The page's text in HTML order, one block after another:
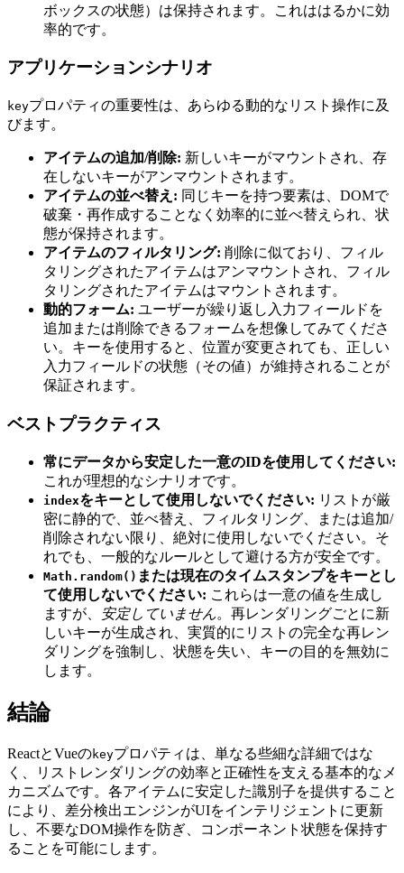
ボックスの状態）は保持されます。これははるかに効
率的です。
アプリケーションシナリオ
keyプロパティの重要性は、あらゆる動的なリスト操作に及
びます。
アイテムの追加/削除: 新しいキーがマウントされ、存
在しないキーがアンマウントされます。
アイテムの並べ替え: 同じキーを持つ要素は、DOMで
破棄・再作成することなく効率的に並べ替えられ、状
態が保持されます。
アイテムのフィルタリング: 削除に似ており、フィル
タリングされたアイテムはアンマウントされ、フィル
タリングされたアイテムはマウントされます。
動的フォーム: ユーザーが繰り返し入力フィールドを
追加または削除できるフォームを想像してみてくださ
い。キーを使用すると、位置が変更されても、正しい
入力フィールドの状態（その値）が維持されることが
保証されます。
ベストプラクティス
常にデータから安定した一意のIDを使用してください:
これが理想的なシナリオです。
indexをキーとして使用しないでください: リストが厳
密に静的で、並べ替え、フィルタリング、または追加/
削除されない限り、絶対に使用しないでください。そ
れでも、一般的なルールとして避ける方が安全です。
Math.random() または現在のタイムスタンプをキーとし
て使用しないでください: これらは一意の値を生成し
ますが、
安定していません。再レンダリングごとに新
しいキーが生成され、実質的にリストの完全な再レン
ダリングを強制し、状態を失い、キーの目的を無効に
します。
結論
ReactとVueのkeyプロパティは、単なる些細な詳細ではな
く、リストレンダリングの効率と正確性を支える基本的なメ
カニズムです。各アイテムに安定した識別子を提供すること
により、差分検出エンジンがUIをインテリジェントに更新
し、不要なDOM操作を防ぎ、コンポーネント状態を保持す
ることを可能にします。